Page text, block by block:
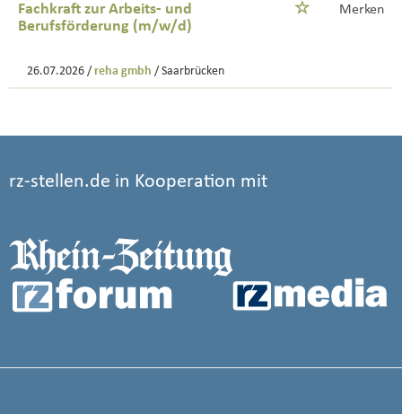
Fachkraft zur Arbeits- und
Berufsförderung (m/w/d)
Merken
26.07.2026 / reha gmbh / Saarbrücken
rz-stellen.de in Kooperation mit